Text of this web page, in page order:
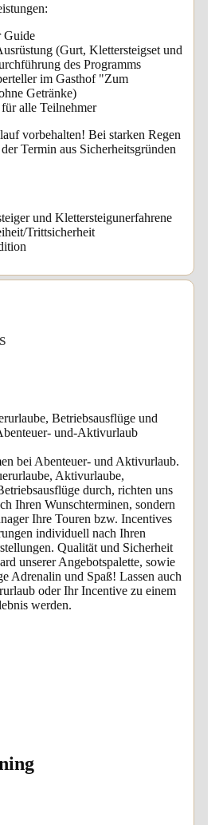
Guide
(Gurt, Klettersteigset und
des Programms
im Gasthof "Zum
Getränke)
alle Teilnehmer
vorbehalten! Bei starken Regen
Termin aus Sicherheitsgründen
und Klettersteigunerfahrene
Trittsicherheit
Betriebsausflüge und
und-Aktivurlaub
bei Abenteuer- und Aktivurlaub.
Aktivurlaube,
durch, richten uns
Ihren Wunschterminen, sondern
Ihre Touren bzw. Incentives
individuell nach Ihren
Qualität und Sicherheit
unserer Angebotspalette, sowie
Adrenalin und Spaß! Lassen auch
oder Ihr Incentive zu einem
werden.